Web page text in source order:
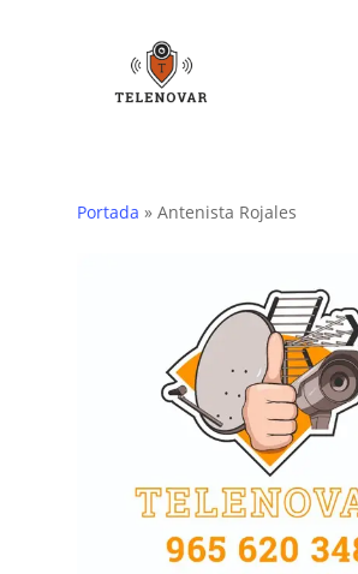
Portada » Antenista Rojales